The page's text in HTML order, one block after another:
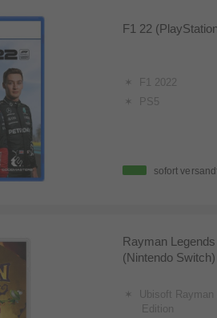
F1 22
F1 2022
PS5
sofort
Rayman
(Nintendo Switch)
Ubisoft
Edition